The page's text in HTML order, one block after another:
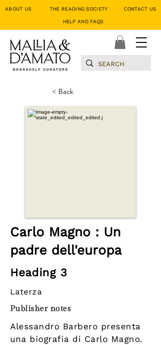
ABOUT US THE READING SOCIETY CONTACT
HELP AND FAQS
< Back
Carlo Magno : Un
padre dell'europa
Heading 3
Laterza
Publisher notes
Alessandro Barbero presenta
una biografia di Carlo Magno.